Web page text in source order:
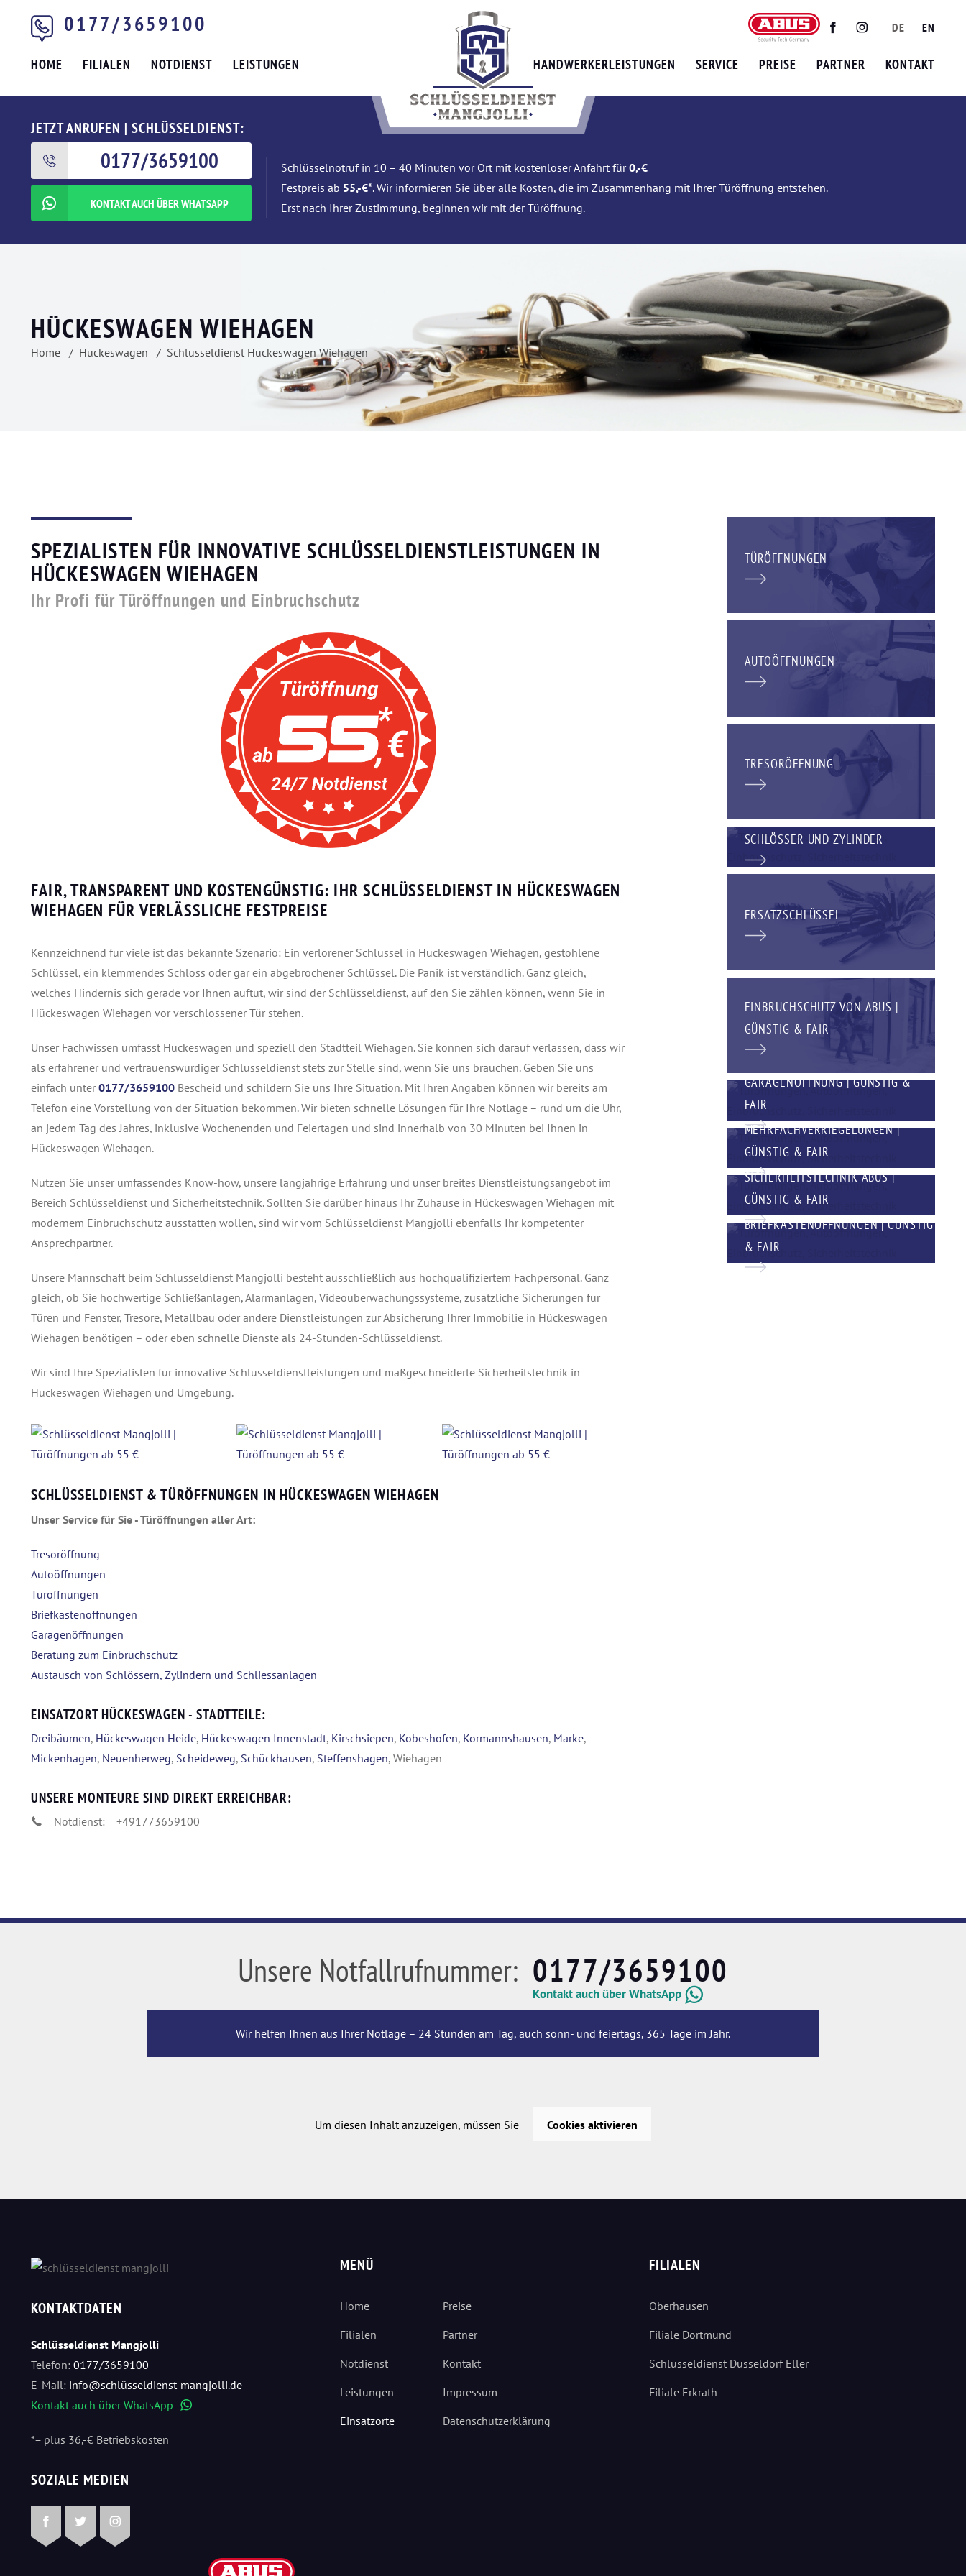
0177/3659100 TwitterFacebookInstagram
DE EN
HOME FILIALEN NOTDIENST LEISTUNGEN HANDWERKERLEISTUNGEN SERVICE PREISE PARTNER KONTAKT
JETZT ANRUFEN | SCHLÜSSELDIENST:
0177/3659100
KONTAKT AUCH ÜBER WHATSAPP
Schlüsselnotruf in 10 – 40 Minuten vor Ort mit kostenloser Anfahrt für0,-€
Festpreis ab 55,-€*. Wir informieren Sie über alle Kosten, die im Zusammenhang mit Ihrer Türöffnung entstehen.
Erst nach Ihrer Zustimmung, beginnen wir mit der Türöffnung.
HÜCKESWAGEN WIEHAGEN
Home Hückeswagen Schlüsseldienst Hückeswagen Wiehagen
SPEZIALISTEN FÜR INNOVATIVE SCHLÜSSELDIENSTLEISTUNGEN IN
HÜCKESWAGEN WIEHAGEN
Ihr Profi für Türöffnungen und Einbruchschutz
FAIR, TRANSPARENT UND KOSTENGÜNSTIG: IHR SCHLÜSSELDIENST IN HÜCKESWAGEN
WIEHAGEN FÜR VERLÄSSLICHE FESTPREISE
Kennzeichnend für viele ist das bekannte Szenario: Ein verlorener Schlüssel in Hückeswagen Wiehagen, gestohlene
Schlüssel, ein klemmendes Schloss oder gar ein abgebrochener Schlüssel. Die Panik ist verständlich. Ganz gleich,
welches Hindernis sich gerade vor Ihnen auftut, wir sind der Schlüsseldienst, auf den Sie zählen können, wenn Sie in
Hückeswagen Wiehagen vor verschlossener Tür stehen.
Unser Fachwissen umfasst Hückeswagen und speziell den Stadtteil Wiehagen. Sie können sich darauf verlassen, dass wir
als erfahrener und vertrauenswürdiger Schlüsseldienst stets zur Stelle sind, wenn Sie uns brauchen. Geben Sie uns
einfach unter 0177/3659100 Bescheid und schildern Sie uns Ihre Situation. Mit Ihren Angaben können wir bereits am
Telefon eine Vorstellung von der Situation bekommen. Wir bieten schnelle Lösungen für Ihre Notlage – rund um die Uhr,
an jedem Tag des Jahres, inklusive Wochenenden und Feiertagen und sind innerhalb von 30 Minuten bei Ihnen in
Hückeswagen Wiehagen.
Nutzen Sie unser umfassendes Know-how, unsere langjährige Erfahrung und unser breites Dienstleistungsangebot im
Bereich Schlüsseldienst und Sicherheitstechnik. Sollten Sie darüber hinaus Ihr Zuhause in Hückeswagen Wiehagen mit
modernem Einbruchschutz ausstatten wollen, sind wir vom Schlüsseldienst Mangjolli ebenfalls Ihr kompetenter
Ansprechpartner.
Unsere Mannschaft beim Schlüsseldienst Mangjolli besteht ausschließlich aus hochqualifiziertem Fachpersonal. Ganz
gleich, ob Sie hochwertige Schließanlagen, Alarmanlagen, Videoüberwachungssysteme, zusätzliche Sicherungen für
Türen und Fenster, Tresore, Metallbau oder andere Dienstleistungen zur Absicherung Ihrer Immobilie in Hückeswagen
Wiehagen benötigen – oder eben schnelle Dienste als 24-Stunden-Schlüsseldienst.
Wir sind Ihre Spezialisten für innovative Schlüsseldienstleistungen und maßgeschneiderte Sicherheitstechnik in
Hückeswagen Wiehagen und Umgebung.
SCHLÜSSELDIENST & TÜRÖFFNUNGEN IN HÜCKESWAGEN WIEHAGEN
Unser Service für Sie - Türöffnungen aller Art:
Tresoröffnung
Autoöffnungen
Türöffnungen
Briefkastenöffnungen
Garagenöffnungen
Beratung zum Einbruchschutz
Austausch von Schlössern, Zylindern und Schliessanlagen
EINSATZORT HÜCKESWAGEN - STADTTEILE:
Dreibäumen, Hückeswagen Heide, Hückeswagen Innenstadt, Kirschsiepen, Kobeshofen, Kormannshausen, Marke,
Mickenhagen, Neuenherweg, Scheideweg, Schückhausen, Steffenshagen, Wiehagen
UNSERE MONTEURE SIND DIREKT ERREICHBAR:
Notdienst: +491773659100
TÜRÖFFNUNGEN
AUTOÖFFNUNGEN
TRESORÖFFNUNG
SCHLÖSSER UND ZYLINDER
ERSATZSCHLÜSSEL
EINBRUCHSCHUTZ VON ABUS |
GÜNSTIG & FAIR
GARAGENÖFFNUNG | GÜNSTIG &
FAIR
MEHRFACHVERRIEGELUNGEN |
GÜNSTIG & FAIR
SICHERHEITSTECHNIK ABUS |
GÜNSTIG & FAIR
BRIEFKASTENÖFFNUNGEN | GÜNSTIG
& FAIR
Unsere Notfallrufnummer: 0177/3659100
Kontakt auch über WhatsApp
Wir helfen Ihnen aus Ihrer Notlage – 24 Stunden am Tag, auch sonn- und feiertags, 365 Tage im Jahr.
Um diesen Inhalt anzuzeigen, müssen Sie Cookies aktivieren
KONTAKTDATEN
Schlüsseldienst Mangjolli
Telefon: 0177/3659100
E-Mail: info@schlüsseldienst-mangjolli.de
Kontakt auch über WhatsApp
*= plus 36,-€ Betriebskosten
MENÜ
Home
Filialen
Notdienst
Leistungen
Einsatzorte
Preise
Partner
Kontakt
Impressum
Datenschutzerklärung
FILIALEN
Oberhausen
Filiale Dortmund
Schlüsseldienst Düsseldorf Eller
Filiale Erkrath
SOZIALE MEDIEN
FacebookTwitterInstagram